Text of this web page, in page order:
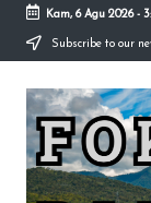
Skip
content
Kam, 6 Agu 2026-
Subscribe to our
F
O
K